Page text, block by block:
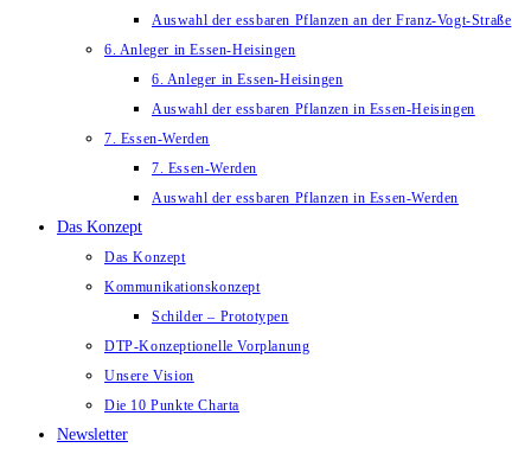
Auswahl der essbaren Pflanzen an der Franz-Vogt-Straße
6. Anleger in Essen-Heisingen
6. Anleger in Essen-Heisingen
Auswahl der essbaren Pflanzen in Essen-Heisingen
7. Essen-Werden
7. Essen-Werden
Auswahl der essbaren Pflanzen in Essen-Werden
Das Konzept
Das Konzept
Kommunikationskonzept
Schilder – Prototypen
DTP-Konzeptionelle Vorplanung
Unsere Vision
Die 10 Punkte Charta
Newsletter